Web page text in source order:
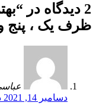
2 دیدگاه در “
ظرف یک ، پنج و 20
دسامبر 14, 2021 در 21:04